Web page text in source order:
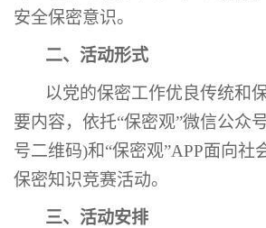
安全保密意识。
二、活动形式
以党的保密工作优良传统和保
要内容，依托“保密观”微信公众
号二维码)和“保密观”APP面向社
保密知识竞赛活动。
三、活动安排